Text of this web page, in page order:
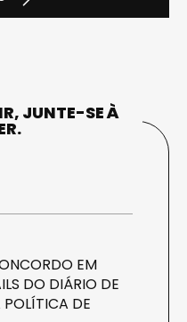
JUNTE-SE À
EM
DO DIÁRIO DE
POLÍTICA DE